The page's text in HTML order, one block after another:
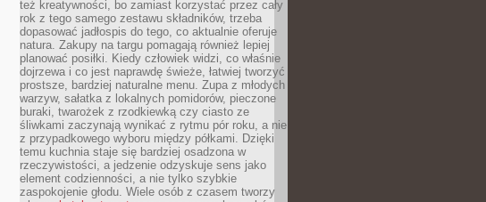
też kreatywności, bo zamiast korzystać przez cały
rok z tego samego zestawu składników, trzeba
dopasować jadłospis do tego, co aktualnie oferuje
natura. Zakupy na targu pomagają również lepiej
planować posiłki. Kiedy człowiek widzi, co właśnie
dojrzewa i co jest naprawdę świeże, łatwiej tworzyć
prostsze, bardziej naturalne menu. Zupa z młodych
warzyw, sałatka z lokalnych pomidorów, pieczone
buraki, twarożek z rzodkiewką czy ciasto ze
śliwkami zaczynają wynikać z rytmu pór roku, a nie
z przypadkowego wyboru między półkami. Dzięki
temu kuchnia staje się bardziej osadzona w
rzeczywistości, a jedzenie odzyskuje sens jako
element codzienności, a nie tylko szybkie
zaspokojenie głodu. Wiele osób z czasem tworzy